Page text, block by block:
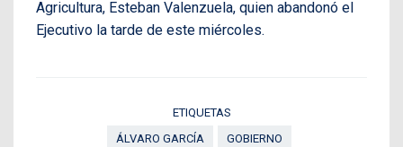
Agricultura, Esteban Valenzuela, quien abandonó el
Ejecutivo la tarde de este miércoles.
ETIQUETAS
ÁLVARO GARCÍA
GOBIERNO